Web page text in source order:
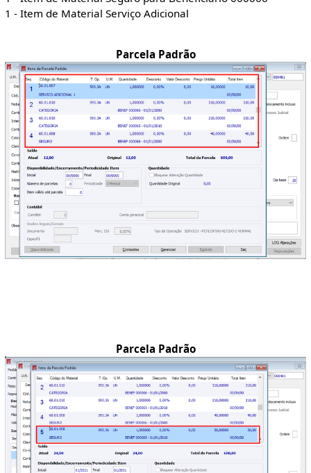
1 - Item de Material Serviço Adicional
Parcela Padrão
Parcela Padrão